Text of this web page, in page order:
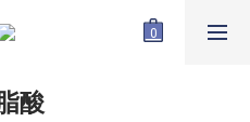
酸